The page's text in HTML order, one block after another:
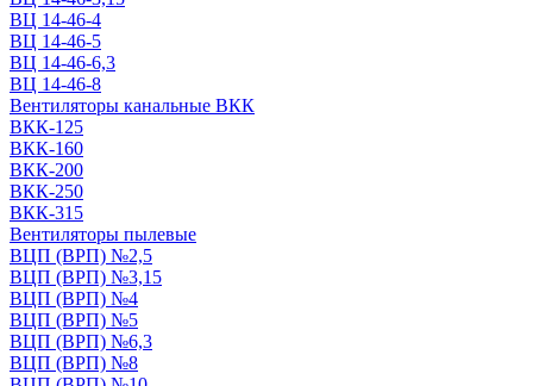
ВЦ 14-46-4
ВЦ 14-46-5
ВЦ 14-46-6,3
ВЦ 14-46-8
Вентиляторы канальные ВКК
ВКК-125
ВКК-160
ВКК-200
ВКК-250
ВКК-315
Вентиляторы пылевые
ВЦП (ВРП) №2,5
ВЦП (ВРП) №3,15
ВЦП (ВРП) №4
ВЦП (ВРП) №5
ВЦП (ВРП) №6,3
ВЦП (ВРП) №8